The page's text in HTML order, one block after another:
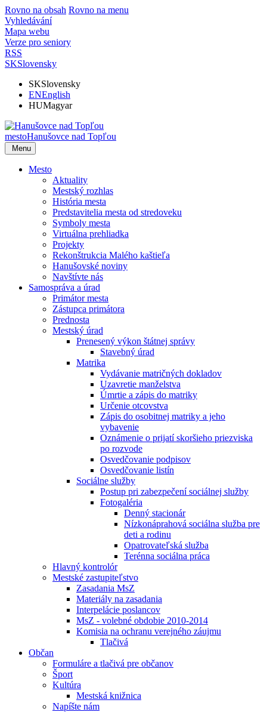
Rovno na obsah Rovno na menu
Vyhledávání
Mapa webu
Verze pro seniory
RSS
SKSlovensky
SKSlovensky
ENEnglish
HUMagyar
mestoHanušovce nad Topľou
Menu
Mesto
Aktuality
Mestský rozhlas
História mesta
Predstavitelia mesta od stredoveku
Symboly mesta
Virtuálna prehliadka
Projekty
Rekonštrukcia Malého kaštieľa
Hanušovské noviny
Navštívte nás
Samospráva a úrad
Primátor mesta
Zástupca primátora
Prednosta
Mestský úrad
Prenesený výkon štátnej správy
Stavebný úrad
Matrika
Vydávanie matričných dokladov
Uzavretie manželstva
Úmrtie a zápis do matriky
Určenie otcovstva
Zápis do osobitnej matriky a jeho
vybavenie
Oznámenie o prijatí skoršieho priezviska
po rozvode
Osvedčovanie podpisov
Osvedčovanie listín
Sociálne služby
Postup pri zabezpečení sociálnej služby
Fotogaléria
Denný stacionár
Nízkonáprahová sociálna služba pre
deti a rodinu
Opatrovateľská služba
Terénna sociálna práca
Hlavný kontrolór
Mestské zastupiteľstvo
Zasadania MsZ
Materiály na zasadania
Interpelácie poslancov
MsZ - volebné obdobie 2010-2014
Komisia na ochranu verejného záujmu
Tlačivá
Občan
Formuláre a tlačivá pre občanov
Šport
Kultúra
Mestská knižnica
Napíšte nám